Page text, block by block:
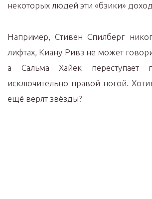
некоторых людей эти «бзики»
Например, Стивен Спилберг
лифтах, Киану Ривз не может
а Сальма Хайек переступает
исключительно правой ногой.
ещё верят звёзды?